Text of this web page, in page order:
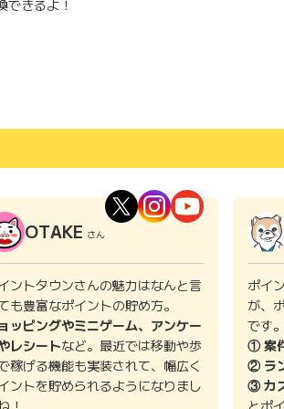
できるよ！
OTAKE さん
ントタウンさんの魅力はなんと言
も豊富なポイントの貯め方。
ッピングやミニゲーム、アンケー
レシートなど。最近では移動や歩
稼げる機能も実装されて、幅広く
ントを貯められるようになりまし
！
ポイ
が、
です
① 案
② ラ
③ カ
とポ